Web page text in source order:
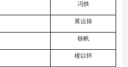
冯轶
黄运操
杨帆
楼以怀